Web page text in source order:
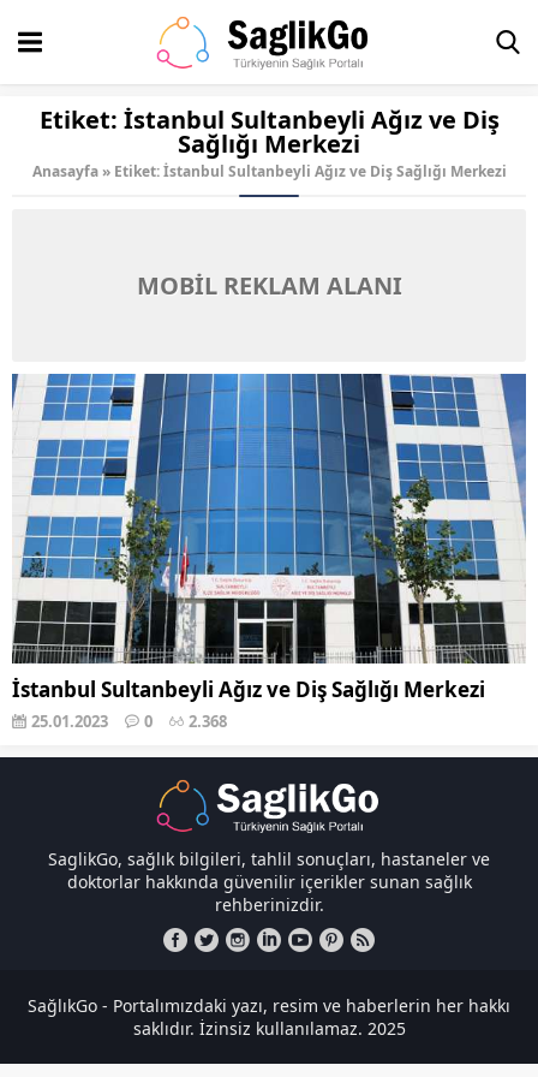
Etiket: İstanbul Sultanbeyli Ağız ve Diş
Sağlığı Merkezi
Anasayfa » Etiket: İstanbul Sultanbeyli Ağız ve Diş Sağlığı Merkezi
MOBİL REKLAM ALANI
İstanbul Sultanbeyli Ağız ve Diş Sağlığı Merkezi
25.01.2023 0 2.368
SaglikGo, sağlık bilgileri, tahlil sonuçları, hastaneler ve
doktorlar hakkında güvenilir içerikler sunan sağlık
rehberinizdir.
SağlıkGo - Portalımızdaki yazı, resim ve haberlerin her hakkı
saklıdır. İzinsiz kullanılamaz. 2025